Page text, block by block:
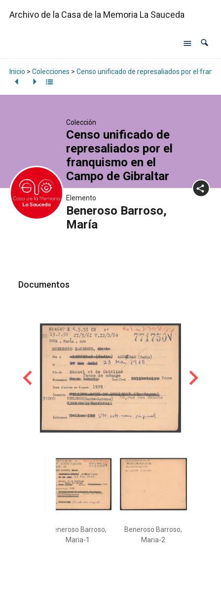
Archivo de la Casa de la Memoria La Sauceda
Inicio > Colecciones > Censo unificado de represaliados por el
Colección
Censo unificado de
represaliados por el
franquismo en el
Campo de Gibraltar
Elemento
Beneroso Barroso,
María
Documentos
Beneroso Barroso,
Maria-1
Beneroso Barroso,
Maria-2